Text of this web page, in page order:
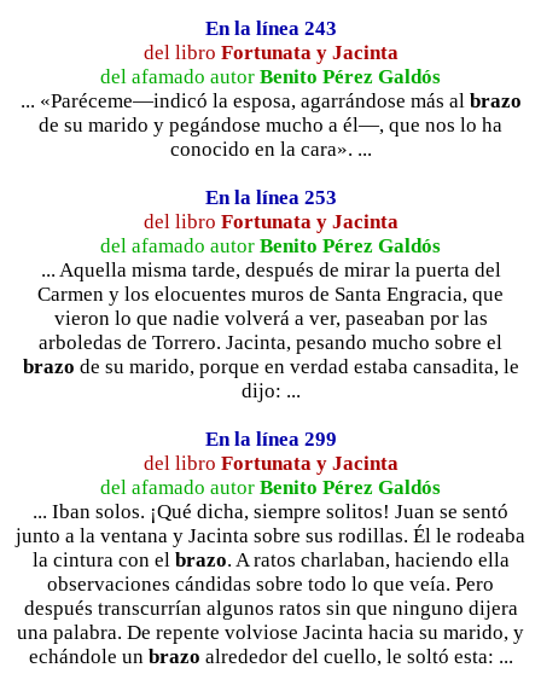
En la línea 243
del libro Fortunata y Jacinta
del afamado autor Benito Pérez Galdós
... «Paréceme—indicó la esposa, agarrándose más al brazo
de su marido y pegándose mucho a él—, que nos lo ha
conocido en la cara». ...
En la línea 253
del libro Fortunata y Jacinta
del afamado autor Benito Pérez Galdós
... Aquella misma tarde, después de mirar la puerta del
Carmen y los elocuentes muros de Santa Engracia, que
vieron lo que nadie volverá a ver, paseaban por las
arboledas de Torrero. Jacinta, pesando mucho sobre el
brazo de su marido, porque en verdad estaba cansadita, le
dijo: ...
En la línea 299
del libro Fortunata y Jacinta
del afamado autor Benito Pérez Galdós
... Iban solos. ¡Qué dicha, siempre solitos! Juan se sentó
junto a la ventana y Jacinta sobre sus rodillas. Él le rodeaba
la cintura con el brazo. A ratos charlaban, haciendo ella
observaciones cándidas sobre todo lo que veía. Pero
después transcurrían algunos ratos sin que ninguno dijera
una palabra. De repente volviose Jacinta hacia su marido, y
echándole un brazo alrededor del cuello, le soltó esta: ...